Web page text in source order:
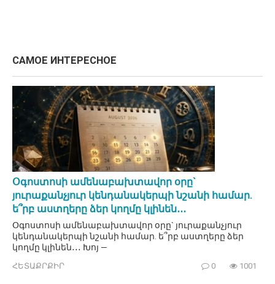
САМОЕ ИНТЕРЕСНОЕ
Օգոստոսի ամենաբախտավոր օրը`
յուրաքանչյուր կենդանակերպի նշանի համար.
ե՞րբ աստղերը ձեր կողմը կլինեն․․․
Օգոստոսի ամենաբախտավոր օրը` յուրաքանչյուր
կենդանակերպի նշանի համար. ե՞րբ աստղերը ձեր
կողմը կլինեն․․․ Խոյ —
ՀԵՏԱՔՐՔԻՐ 0 1001